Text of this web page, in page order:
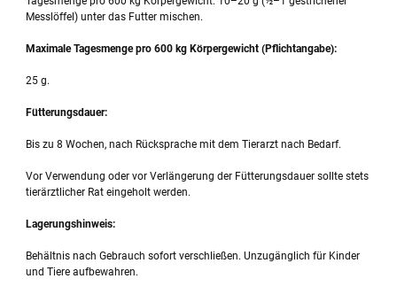
Messlöffel) unter das Futter mischen.
Maximale Tagesmenge pro 600 kg Körpergewicht (Pflichtangabe):
25 g.
Fütterungsdauer:
Bis zu 8 Wochen, nach Rücksprache mit dem Tierarzt nach Bedarf.
Vor Verwendung oder vor Verlängerung der Fütterungsdauer sollte stets
tierärztlicher Rat eingeholt werden.
Lagerungshinweis:
Behältnis nach Gebrauch sofort verschließen. Unzugänglich für Kinder
und Tiere aufbewahren.